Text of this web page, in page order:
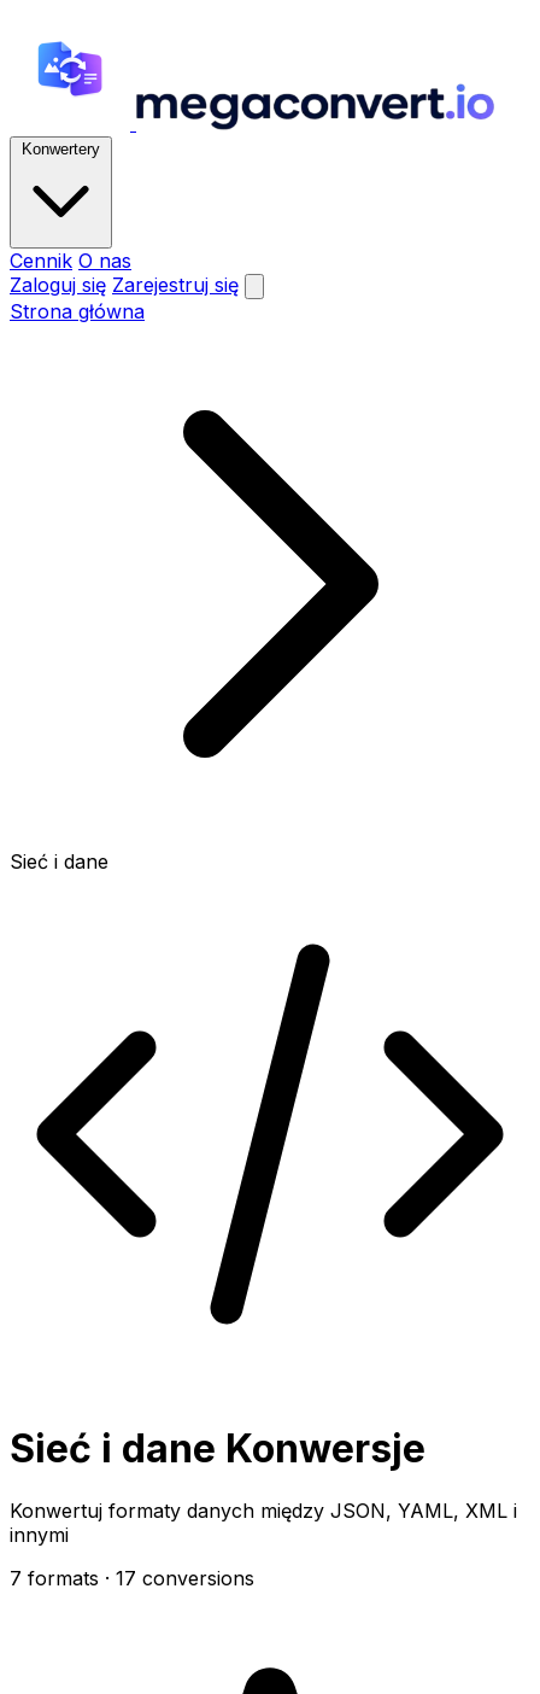
Konwertery
Cennik O nas
Zaloguj się Zarejestruj się
Strona główna
Sieć i dane
Sieć i dane Konwersje
Konwertuj formaty danych między JSON, YAML, XML i
innymi
7 formats · 17 conversions